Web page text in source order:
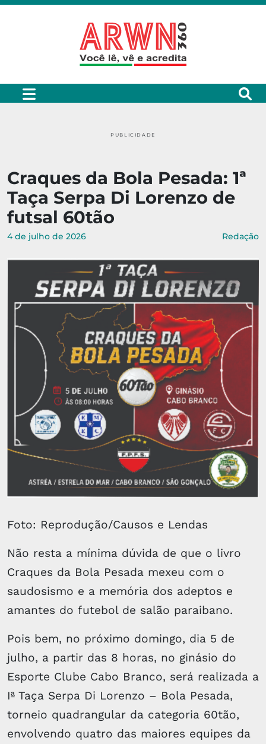
PUBLICIDADE
Craques da Bola Pesada: 1ª
Taça Serpa Di Lorenzo de
futsal 60tão
4 de julho de 2026 Redação
Foto: Reprodução/Causos e Lendas
Não resta a mínima dúvida de que o livro
Craques da Bola Pesada mexeu com o
saudosismo e a memória dos adeptos e
amantes do futebol de salão paraibano.
Pois bem, no próximo domingo, dia 5 de
julho, a partir das 8 horas, no ginásio do
Esporte Clube Cabo Branco, será realizada a
Iª Taça Serpa Di Lorenzo – Bola Pesada,
torneio quadrangular da categoria 60tão,
envolvendo quatro das maiores equipes da